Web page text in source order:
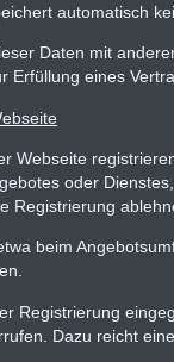
automatisch
Daten mit
Erfüllung eines
Webseite
oder
Registrierung
beim
Registrierung
Dazu reicht